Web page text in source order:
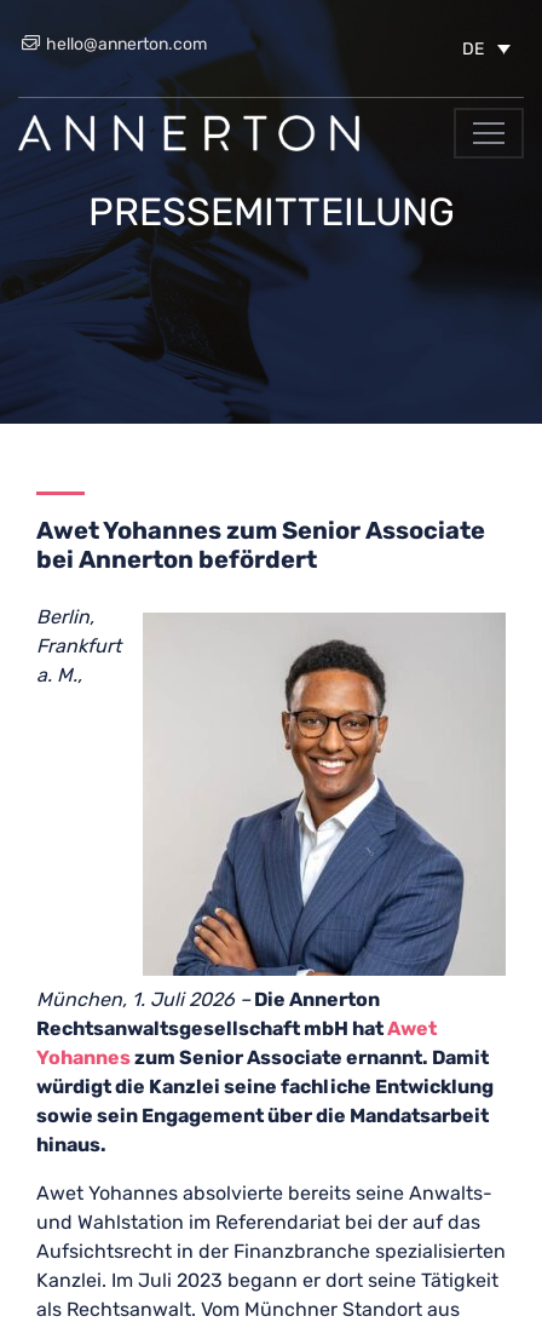
hello@annerton.com DE
PRESSEMITTEILUNG
Awet Yohannes zum Senior Associate
bei Annerton befördert
Berlin,
Frankfurt
a. M.,
München, 1. Juli 2026 –Die Annerton
Rechtsanwaltsgesellschaft mbH hatAwet
Yohanneszum Senior Associate ernannt. Damit
würdigt die Kanzlei seine fachliche Entwicklung
sowie sein Engagement über die Mandatsarbeit
hinaus.
Awet Yohannes absolvierte bereits seine Anwalts-
und Wahlstation im Referendariat bei der auf das
Aufsichtsrecht in der Finanzbranche spezialisierten
Kanzlei. Im Juli 2023 begann er dort seine Tätigkeit
als Rechtsanwalt. Vom Münchner Standort aus